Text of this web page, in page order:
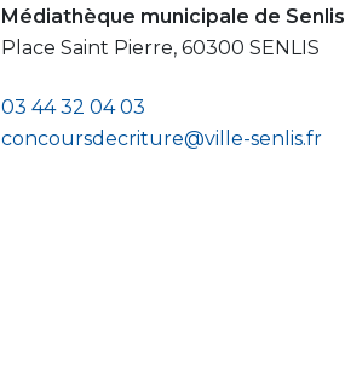
Médiathèque municipale de Senlis
Place Saint Pierre, 60300 SENLIS
03 44 32 04 03
concoursdecriture@ville-senlis.fr